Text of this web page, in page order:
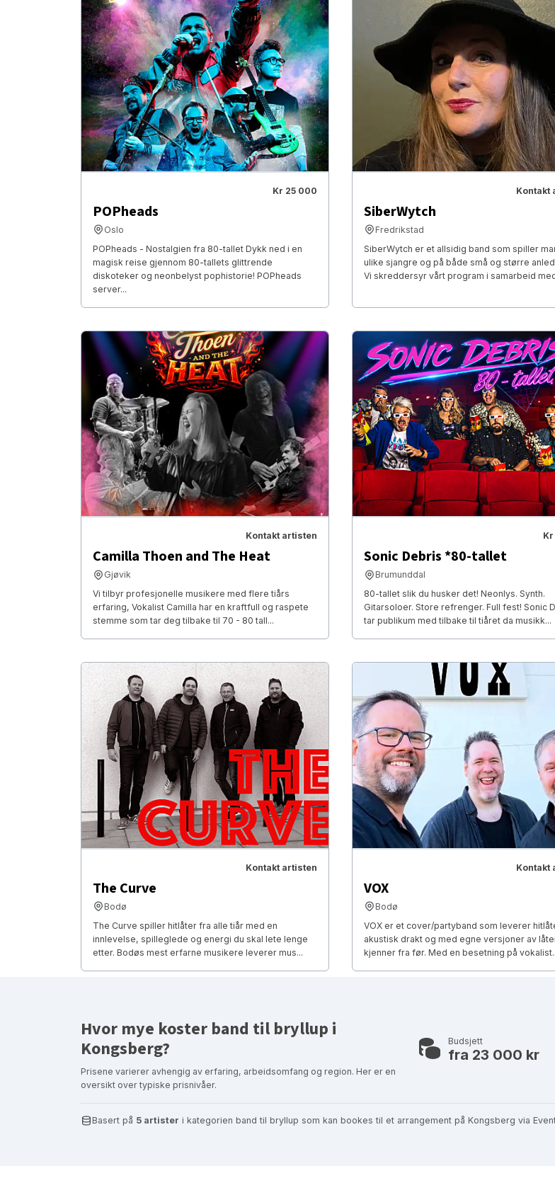
Kr 25 000
POPheads
Oslo
POPheads - Nostalgien fra 80-tallet Dykk ned i en
magisk reise gjennom 80-tallets glittrende
diskoteker og neonbelyst pophistorie! POPheads
server...
Kontakt
SiberWytch
Fredrikstad
SiberWytch er et allsidig band som spiller
ulike sjangre og på både små og større
Vi skreddersyr vårt program i samarbeid
Kontakt artisten
Camilla Thoen and The Heat
Gjøvik
Vi tilbyr profesjonelle musikere med flere tiårs
erfaring, Vokalist Camilla har en kraftfull og raspete
stemme som tar deg tilbake til 70 - 80 tall...
Sonic Debris *80-tallet
Brumunddal
80-tallet slik du husker det! Neonlys. Synth.
Gitarsoloer. Store refrenger. Full fest! Sonic
tar publikum med tilbake til tiåret da musikk...
Kontakt artisten
The Curve
Bodø
The Curve spiller hitlåter fra alle tiår med en
innlevelse, spilleglede og energi du skal lete lenge
etter. Bodøs mest erfarne musikere leverer mus...
Kontakt
VOX
Bodø
VOX er et cover/partyband som leverer
akustisk drakt og med egne versjoner av
kjenner fra før. Med en besetning på
Hvor mye koster band til bryllup i
Kongsberg?
Prisene varierer avhengig av erfaring, arbeidsomfang og region. Her er en
oversikt over typiske prisnivåer.
Budsjett
fra 23 000 kr
Basert på 5 artister i kategorien band til bryllup som kan bookes til et arrangement på Kongsberg via